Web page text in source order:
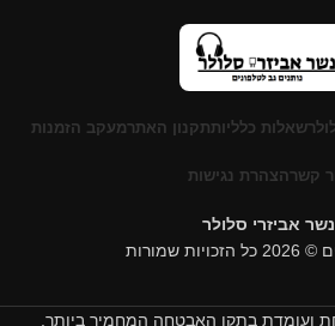
שאלות כלליותתקנון האתרמעקב הזמנות
קשרהצהרת נגישות
נשר אביזרי סלולר
שמורות
ועומדת בתקן האבטחה המחמיר ביותר.